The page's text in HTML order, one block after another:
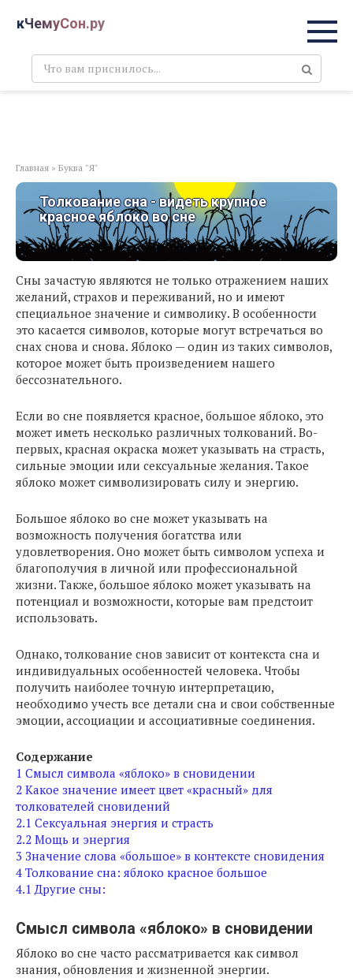
кЧемуСон.ру
Поиск:
Главная » Буква "Я"
Толкование сна - видеть крупное
красное яблоко во сне
Сны зачастую являются не только отражением наших
желаний, страхов и переживаний, но и имеют
специальное значение и символику. В особенности
это касается символов, которые могут встречаться во
снах снова и снова. Яблоко — один из таких символов,
которое может быть произведением нашего
бессознательного.
Если во сне появляется красное, большое яблоко, это
может иметь несколько различных толкований. Во-
первых, красная окраска может указывать на страсть,
сильные эмоции или сексуальные желания. Такое
яблоко может символизировать силу и энергию.
Большое яблоко во сне может указывать на
возможность получения богатства или
удовлетворения. Оно может быть символом успеха и
благополучия в личной или профессиональной
жизни. Также, большое яблоко может указывать на
потенциал и возможности, которые вам предстоит
использовать.
Однако, толкование снов зависит от контекста сна и
индивидуальных особенностей человека. Чтобы
получить наиболее точную интерпретацию,
необходимо учесть все детали сна и свои собственные
эмоции, ассоциации и ассоциативные соединения.
Содержание
1 Смысл символа «яблоко» в сновидении
2 Какое значение имеет цвет «красный» для
толкователей сновидений
2.1 Сексуальная энергия и страсть
2.2 Мощь и энергия
3 Значение слова «большое» в контексте сновидения
4 Толкование сна: яблоко красное большое
4.1 Другие сны:
Смысл символа «яблоко» в сновидении
Яблоко во сне часто рассматривается как символ
знания, обновления и жизненной энергии.